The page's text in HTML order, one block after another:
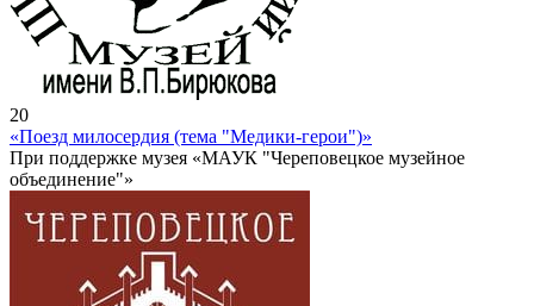
20
«Поезд милосердия (тема "Медики-герои")»
При поддержке музея «МАУК "Череповецкое музейное
объединение"»